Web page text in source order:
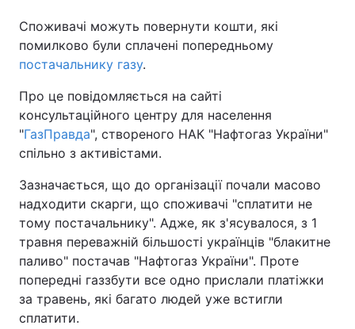
Споживачі можуть повернути кошти, які
помилково були сплачені попередньому
постачальнику газу.
Про це повідомляється на сайті
консультаційного центру для населення
"ГазПравда", створеного НАК "Нафтогаз України"
спільно з активістами.
Зазначається, що до організації почали масово
надходити скарги, що споживачі "сплатити не
тому постачальнику". Адже, як з'ясувалося, з 1
травня переважній більшості українців "блакитне
паливо" постачав "Нафтогаз України". Проте
попередні газзбути все одно прислали платіжки
за травень, які багато людей уже встигли
сплатити.